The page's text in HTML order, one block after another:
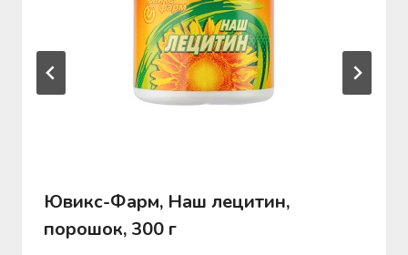
Ювикс-Фарм, Наш лецитин,
порошок, 300 г